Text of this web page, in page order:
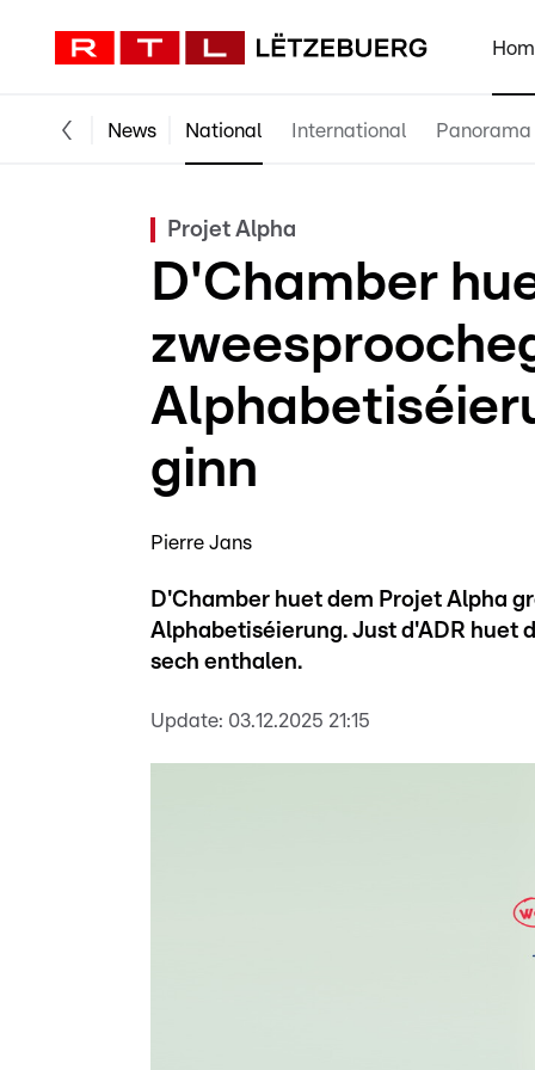
News National International Panorama
Projet Alpha
D'Chamber
ginn
Pierre Jans
D'Chamber huet dem Projet Alpha
Alphabetiséierung. Just d'ADR huet
sech enthalen.
Update: 03.12.2025 21:15